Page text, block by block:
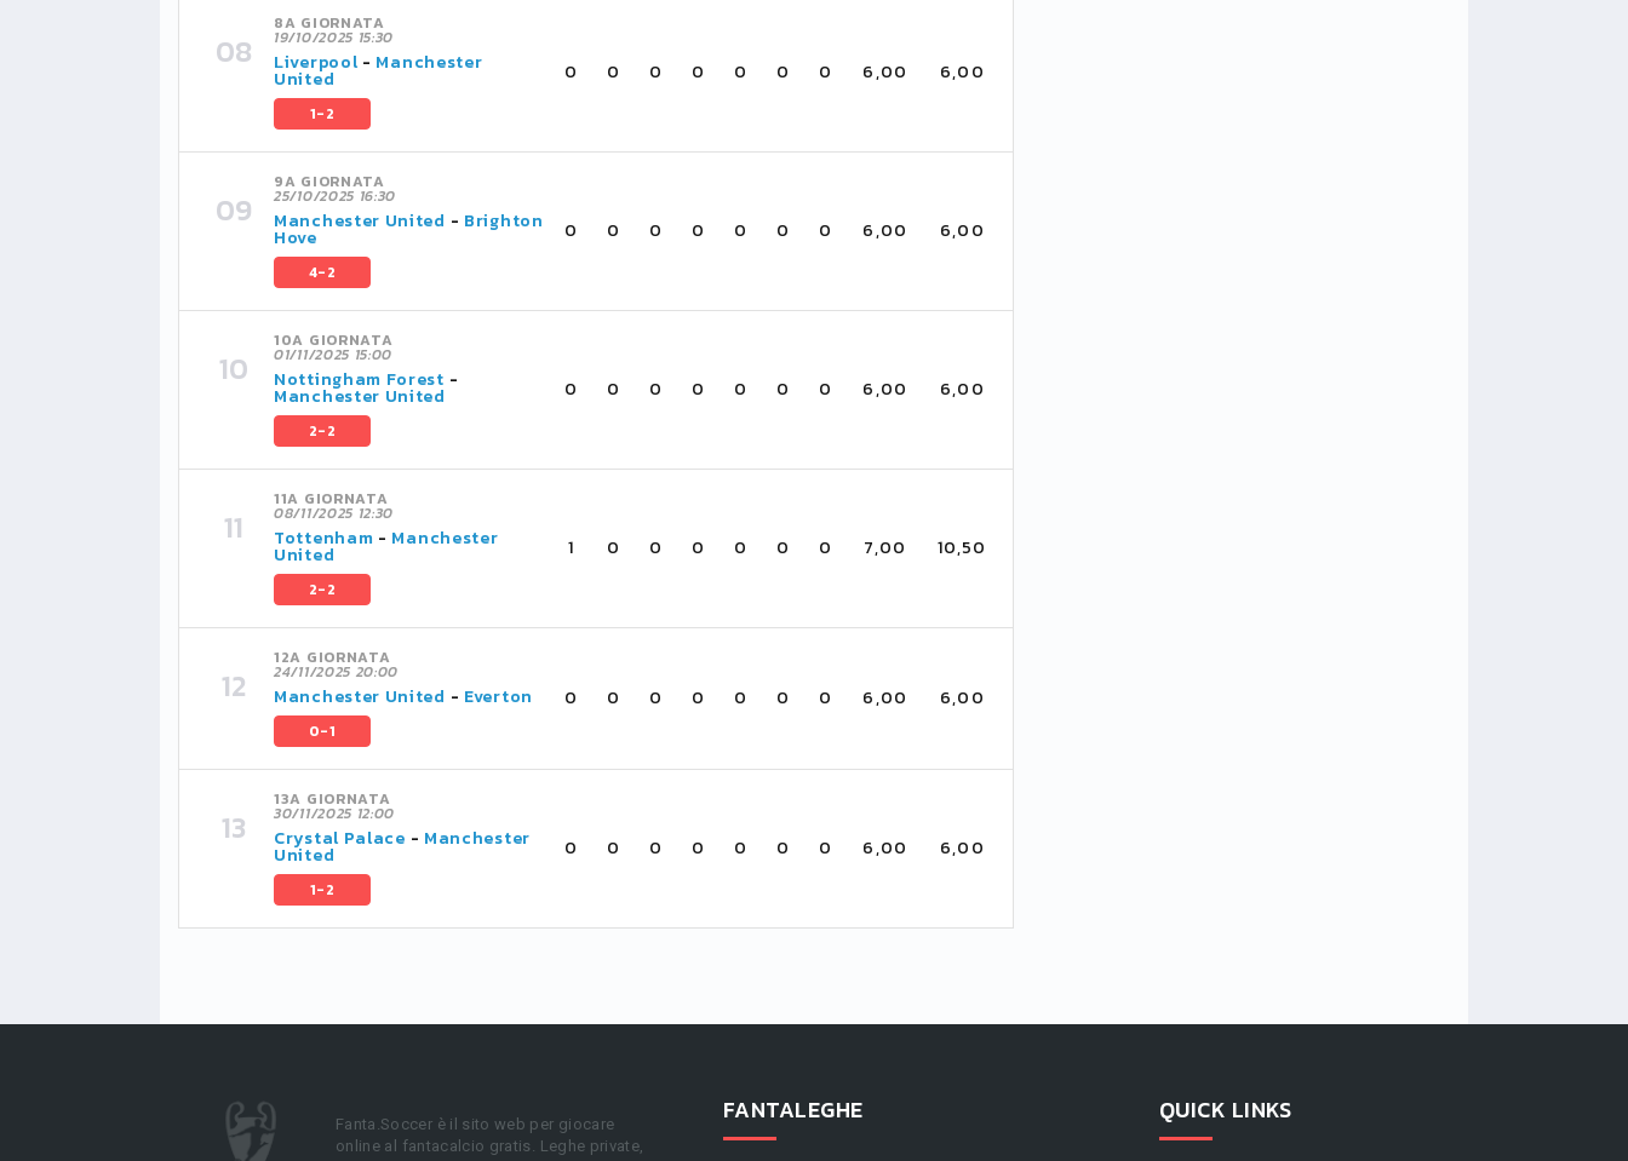
8A GIORNATA
19/10/2025 15:30
Liverpool - Manchester
United
1-2
0 0 0 0 0 0 0 6,00 6,00
9A GIORNATA
25/10/2025 16:30
Manchester United - Brighton
Hove
4-2
0 0 0 0 0 0 0 6,00 6,00
10A GIORNATA
01/11/2025 15:00
Nottingham Forest -
Manchester United
2-2
0 0 0 0 0 0 0 6,00 6,00
11A GIORNATA
08/11/2025 12:30
Tottenham - Manchester
United
2-2
1 0 0 0 0 0 0 7,00 10,50
12A GIORNATA
24/11/2025 20:00
Manchester United - Everton
0-1
0 0 0 0 0 0 0 6,00 6,00
13A GIORNATA
30/11/2025 12:00
Crystal Palace - Manchester
United
1-2
0 0 0 0 0 0 0 6,00 6,00
Fanta.Soccer è il sito web per giocare
online al fantacalcio gratis. Leghe private,
FANTALEGHE QUICK LINKS